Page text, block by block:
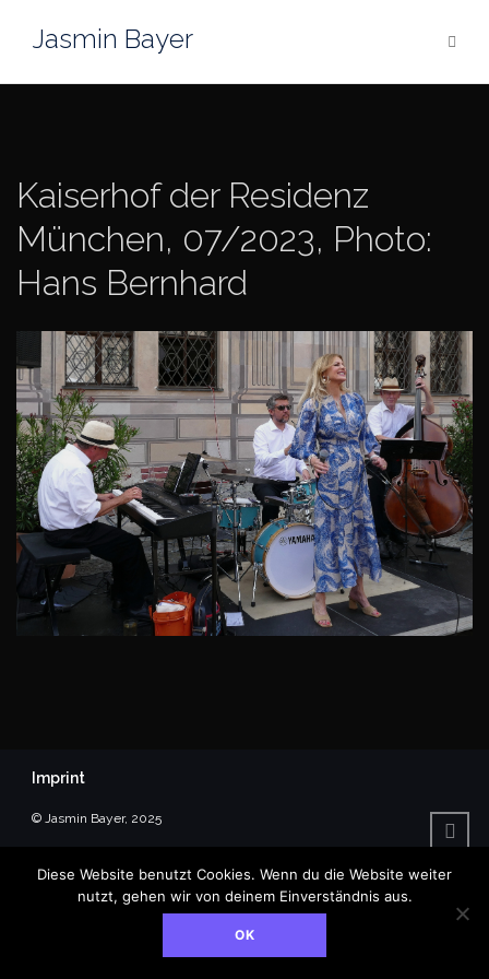
Jasmin Bayer
Kaiserhof der Residenz
München, 07/2023, Photo:
Hans Bernhard
Imprint
© Jasmin Bayer, 2025
Diese Website benutzt Cookies. Wenn du die Website weiter
nutzt, gehen wir von deinem Einverständnis aus.
OK